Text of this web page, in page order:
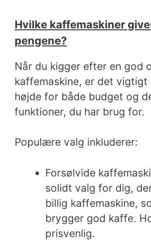
Hvilke kaffemaskiner
pengene?
Når du kigger efter en god
kaffemaskine, er det vigtigt
højde for både budget og
funktioner, du har brug for.
Populære valg inkluderer:
Forsølvide
solidt valg for dig,
billig kaffemaskine,
brygger god kaffe.
prisvenlig.